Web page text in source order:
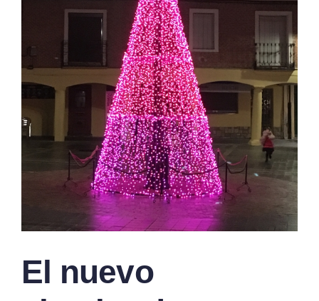
El nuevo